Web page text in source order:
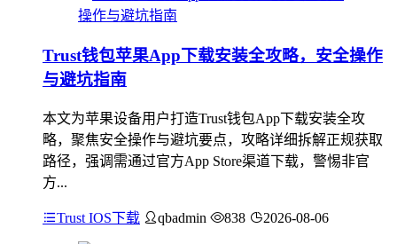
Trust钱包苹果App下载安装全攻略，安全操作
与避坑指南
本文为苹果设备用户打造Trust钱包App下载安装全攻
略，聚焦安全操作与避坑要点，攻略详细拆解正规获取
路径，强调需通过官方App Store渠道下载，警惕非官
方...
Trust IOS下载 qbadmin 838 2026-08-06